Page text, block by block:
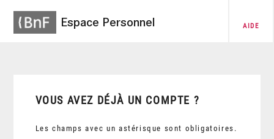
Espace Personnel AIDE
VOUS AVEZ DÉJÀ UN COMPTE ?
Les champs avec un astérisque sont obligatoires.